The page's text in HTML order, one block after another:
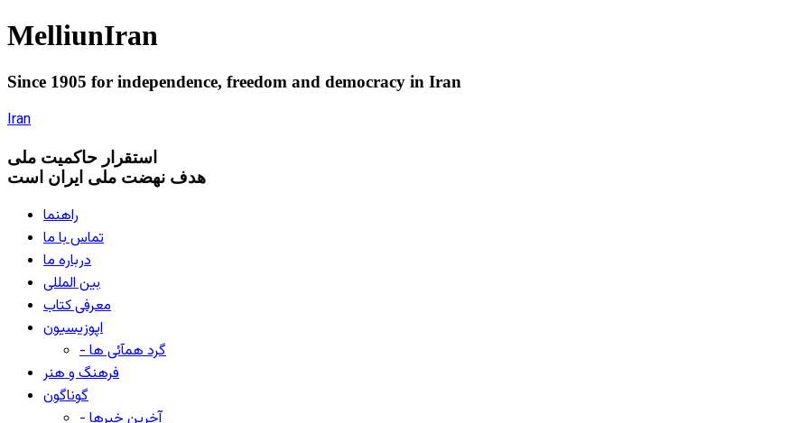
MelliunIran
Since 1905 for independence, freedom and democracy in Iran
Iran
استقرار حاکميت ملی
هدف نهضت ملی ایران است
راهنما
تماس با ما
درباره ما
بین المللی
معرفی کتاب
اپوزیسیون
- گرد همآئی ها
فرهنگ و هنر
گوناگون